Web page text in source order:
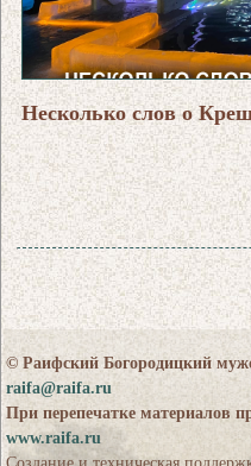
Несколько слов о
© Раифский Богородицкий
raifa@raifa.ru
При перепечатке материалов
www.raifa.ru